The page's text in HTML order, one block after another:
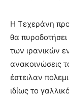
Η Τεχεράνη
θα
των ιρανικών
ανακοινώσεις
έστειλαν
ιδίως το